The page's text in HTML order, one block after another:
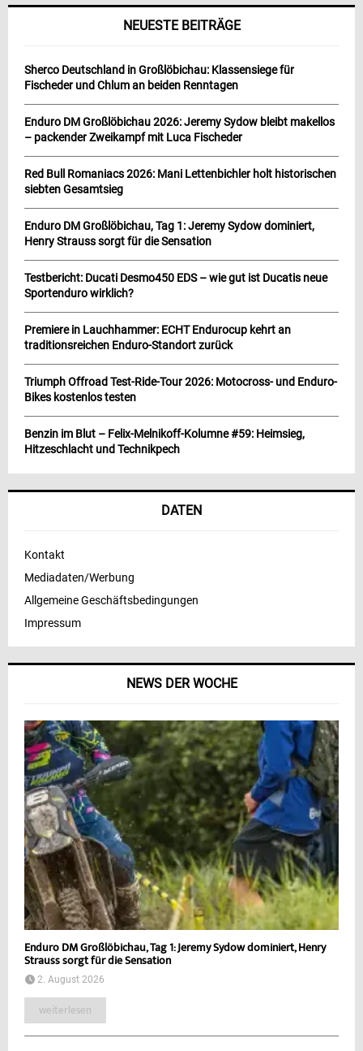
NEWS DER WOCHE
Enduro DM Großlöbichau, Tag 1: Jeremy Sydow dominiert, Henry
Strauss sorgt für die Sensation
2. August 2026
weiterlesen
NEUESTE BEITRÄGE
Sherco Deutschland in Großlöbichau: Klassensiege für
Fischeder und Chlum an beiden Renntagen
Enduro DM Großlöbichau 2026: Jeremy Sydow bleibt makellos
– packender Zweikampf mit Luca Fischeder
Red Bull Romaniacs 2026: Mani Lettenbichler holt historischen
siebten Gesamtsieg
Enduro DM Großlöbichau, Tag 1: Jeremy Sydow dominiert,
Henry Strauss sorgt für die Sensation
Testbericht: Ducati Desmo450 EDS – wie gut ist Ducatis neue
Sportenduro wirklich?
Premiere in Lauchhammer: ECHT Endurocup kehrt an
traditionsreichen Enduro-Standort zurück
Triumph Offroad Test-Ride-Tour 2026: Motocross- und Enduro-
Bikes kostenlos testen
Benzin im Blut – Felix-Melnikoff-Kolumne #59: Heimsieg,
Hitzeschlacht und Technikpech
DATEN
Kontakt
Mediadaten/Werbung
Allgemeine Geschäftsbedingungen
Impressum